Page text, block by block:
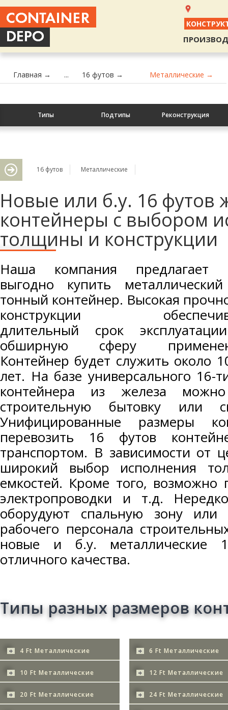
Главная → ... 16 футов → Металлические →
Типы Подтипы Реконструкция
16 футов Металлические
Новые или б.у. 16 футов
контейнеры с выбором
толщины и конструкции
Наша компания предлагает
выгодно купить
тонный контейнер. Высокая
конструкции
длительный срок
обширную сферу
Контейнер будет служить около
лет. На базе универсального 16-
контейнера из железа
строительную бытовку или
Унифицированные размеры
перевозить 16 футов
транспортом. В зависимости от
широкий выбор исполнения
емкостей. Кроме того, возможно
электропроводки и т.д.
оборудуют спальную зону или
рабочего персонала
новые и б.у. металлические
отличного качества.
Типы разных размеров
4 Ft Металлические 6 Ft Металлические
10 Ft Металлические 12 Ft Металлические
20 Ft Металлические 24 Ft Металлические